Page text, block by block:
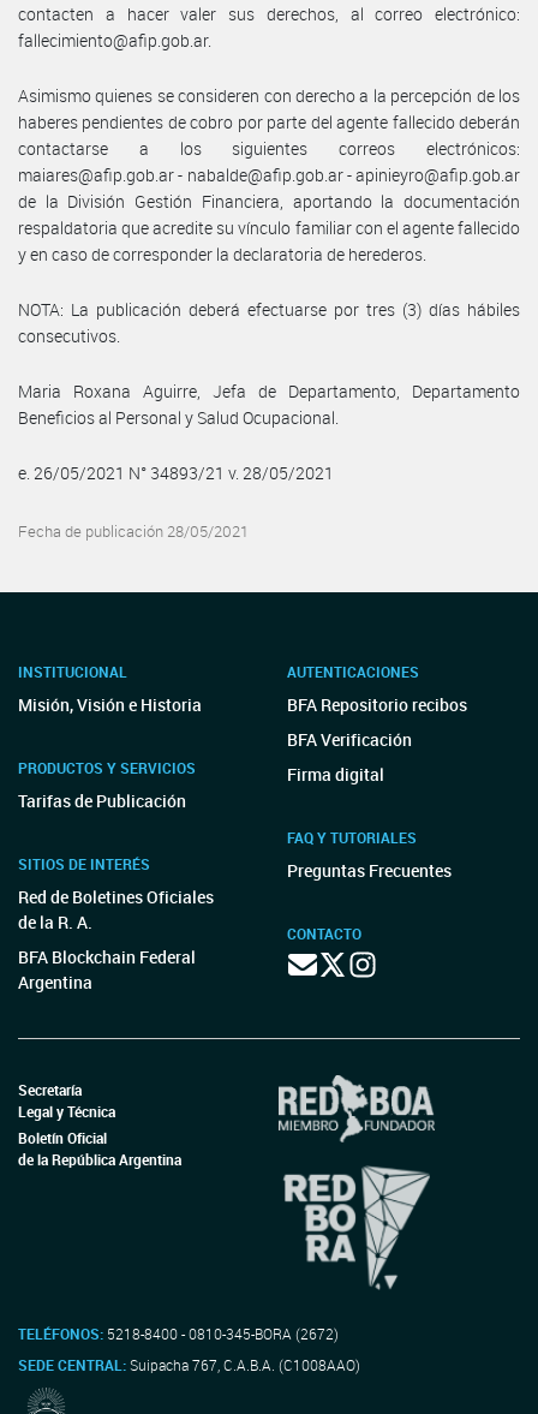
contacten a hacer valer sus derechos, al correo electrónico:
fallecimiento@afip.gob.ar.
Asimismo quienes se consideren con derecho a la percepción de los
haberes pendientes de cobro por parte del agente fallecido deberán
contactarse a los siguientes correos electrónicos:
maiares@afip.gob.ar - nabalde@afip.gob.ar - apinieyro@afip.gob.ar
de la División Gestión Financiera, aportando la documentación
respaldatoria que acredite su vínculo familiar con el agente fallecido
y en caso de corresponder la declaratoria de herederos.
NOTA: La publicación deberá efectuarse por tres (3) días hábiles
consecutivos.
Maria Roxana Aguirre, Jefa de Departamento, Departamento
Beneficios al Personal y Salud Ocupacional.
e. 26/05/2021 N° 34893/21 v. 28/05/2021
Fecha de publicación 28/05/2021
INSTITUCIONAL
Misión, Visión e Historia
PRODUCTOS Y SERVICIOS
Tarifas de Publicación
SITIOS DE INTERÉS
Red de Boletines Oficiales
de la R. A.
BFA Blockchain Federal
Argentina
AUTENTICACIONES
BFA Repositorio recibos
BFA Verificación
Firma digital
FAQ Y TUTORIALES
Preguntas Frecuentes
CONTACTO
Secretaría
Legal y Técnica
Boletín Oficial
de la República Argentina
TELÉFONOS: 5218-8400 - 0810-345-BORA (2672)
SEDE CENTRAL:Suipacha 767, C.A.B.A. (C1008AAO)